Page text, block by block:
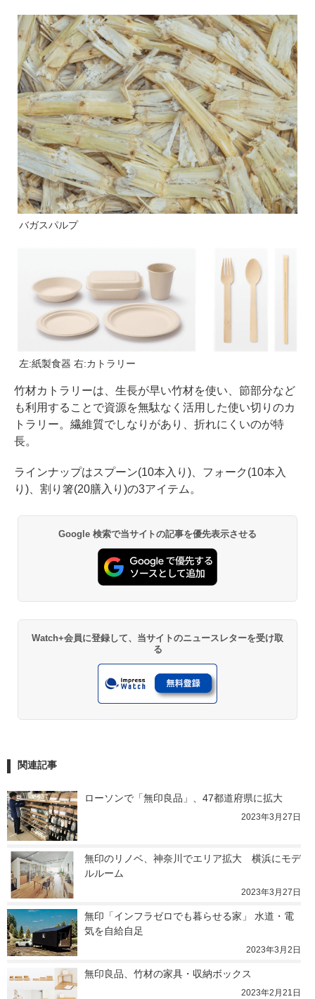
バガスパルプ
左:紙製食器 右:カトラリー
竹材カトラリーは、生長が早い竹材を使い、節部分など
も利用することで資源を無駄なく活用した使い切りのカ
トラリー。繊維質でしなりがあり、折れにくいのが特
長。
ラインナップはスプーン(10本入り)、フォーク(10本入
り)、割り箸(20膳入り)の3アイテム。
Google 検索で当サイトの記事を優先表示させる
Watch+会員に登録して、当サイトのニュースレターを受け取
る
関連記事
ローソンで「無印良品」、47都道府県に拡大
2023年3月27日
無印のリノベ、神奈川でエリア拡大　横浜にモデ
ルルーム
2023年3月27日
無印「インフラゼロでも暮らせる家」 水道・電
気を自給自足
2023年3月2日
無印良品、竹材の家具・収納ボックス
2023年2月21日